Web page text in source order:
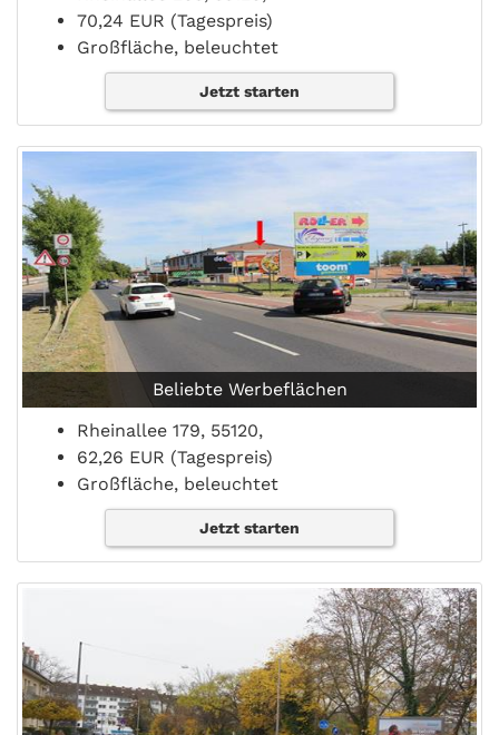
70,24 EUR (Tagespreis)
Großfläche, beleuchtet
Jetzt starten
Beliebte Werbeflächen
Rheinallee 179, 55120,
62,26 EUR (Tagespreis)
Großfläche, beleuchtet
Jetzt starten